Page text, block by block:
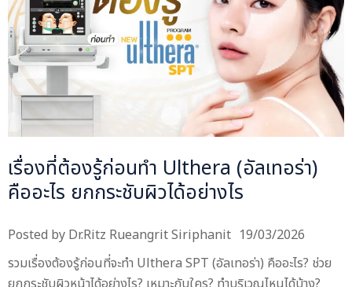
เรื่องที่ต้องรู้ก่อนทำ Ulthera (อัลเทอร่า)
คืออะไร ยกกระชับผิวได้อย่างไร
Posted by Dr.Ritz Rueangrit Siriphanit 19/03/2026
รวมเรื่องต้องรู้ก่อนที่จะทำ Ulthera SPT (อัลเทอร่า) คืออะไร? ช่วย